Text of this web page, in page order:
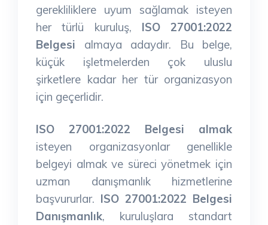
gerekliliklere uyum sağlamak isteyen
her türlü kuruluş, ISO 27001:2022
Belgesi almaya adaydır. Bu belge,
küçük işletmelerden çok uluslu
şirketlere kadar her tür organizasyon
için geçerlidir.
ISO 27001:2022 Belgesi almak
isteyen organizasyonlar genellikle
belgeyi almak ve süreci yönetmek için
uzman danışmanlık hizmetlerine
başvururlar. ISO 27001:2022 Belgesi
Danışmanlık, kuruluşlara standart